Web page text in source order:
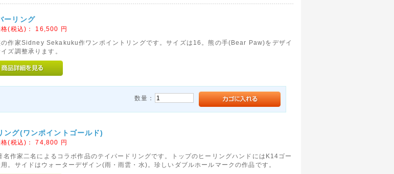
ーリング
(税込)： 16,500 円
の作家Sidney Sekakuku作ワンポイントリングです。サイズは16。熊の手(Bear Paw)をデザイ
ズ調整承ります。
数量：
ング(ワンポイントゴールド)
格(税込)：74,800 円
名作家二名によるコラボ作品のテイパードリングです。トップのヒーリングハンドにはK14ゴー
用。サイドはウォーターデザイン(雨・雨雲・水)。珍しいダブルホールマークの作品です。